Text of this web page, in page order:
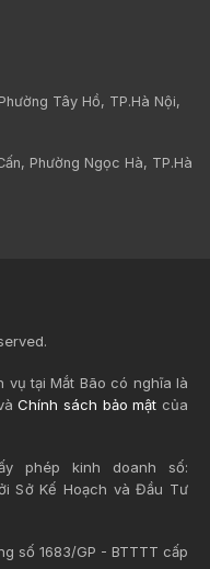
Tây Hồ, TP.Hà Nội,
Phường Ngọc Hà, TP.Hà
tại Mắt Bão có nghĩa là
Chính sách bảo mật của
phép kinh doanh số:
Sở Kế Hoạch và Đầu Tư
số 1683/GP - BTTTT cấp